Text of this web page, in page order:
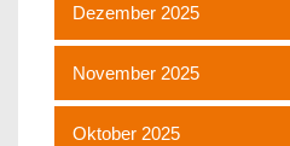
Dezember 2025
November 2025
Oktober 2025